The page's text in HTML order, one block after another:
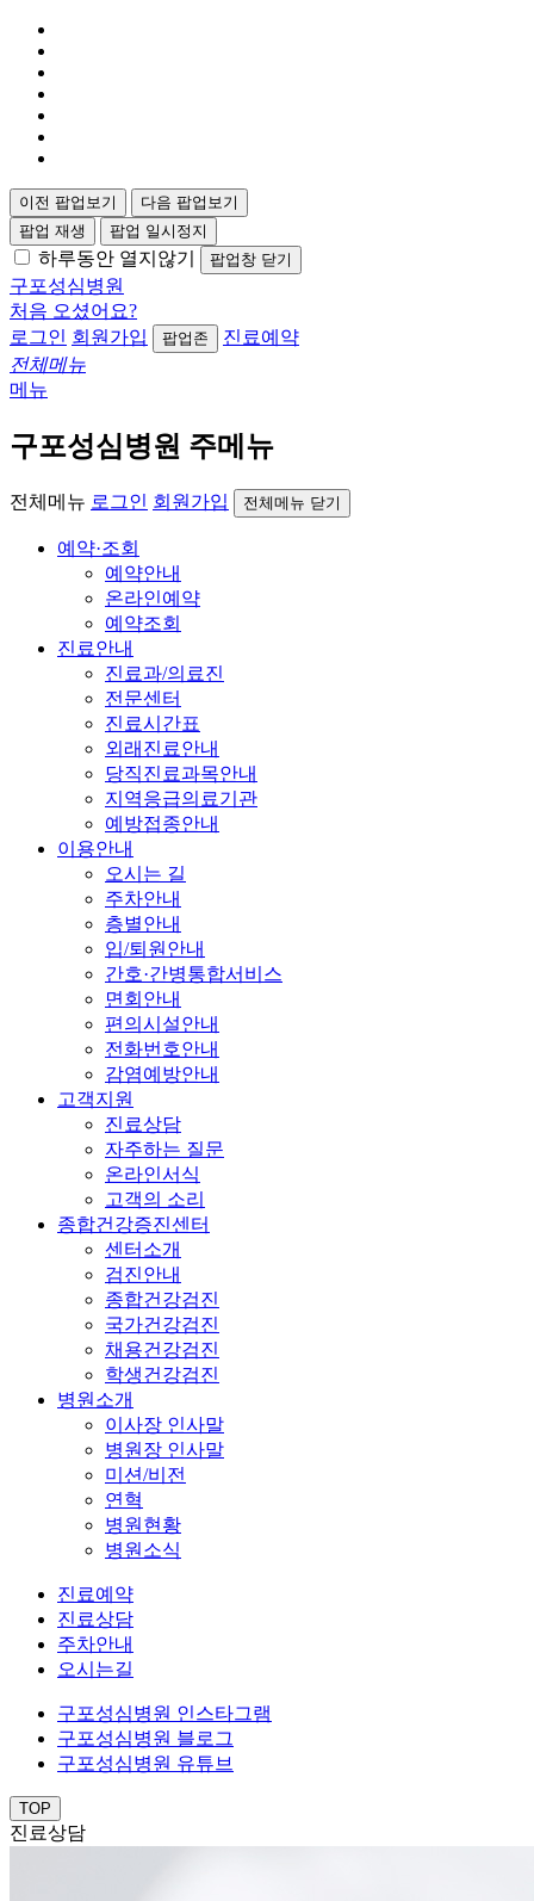
이전 팝업보기
다음 팝업보기
팝업 재생
팝업 일시정지
하루동안 열지않기 팝업창 닫기
구포성심병원
처음 오셨어요?
로그인 회원가입 팝업존
진료예약
전체메뉴
메뉴
구포성심병원 주메뉴
전체메뉴 로그인 회원가입 전체메뉴 닫기
예약·조회
예약안내
온라인예약
예약조회
진료안내
진료과/의료진
전문센터
진료시간표
외래진료안내
당직진료과목안내
지역응급의료기관
예방접종안내
이용안내
오시는 길
주차안내
층별안내
입/퇴원안내
간호·간병통합서비스
면회안내
편의시설안내
전화번호안내
감염예방안내
고객지원
진료상담
자주하는 질문
온라인서식
고객의 소리
종합건강증진센터
센터소개
검진안내
종합건강검진
국가건강검진
채용건강검진
학생건강검진
병원소개
이사장 인사말
병원장 인사말
미션/비전
연혁
병원현황
병원소식
진료예약
진료상담
주차안내
오시는길
구포성심병원 인스타그램
구포성심병원 블로그
구포성심병원 유튜브
TOP
진료상담